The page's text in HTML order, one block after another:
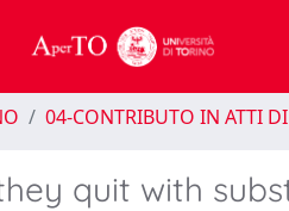
04-CONTRIBUTO IN ATTI
quit with